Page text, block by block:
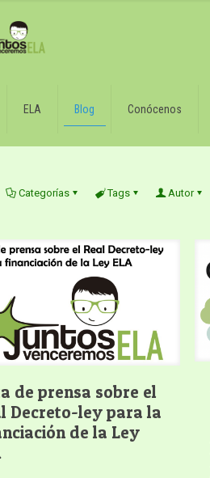
ELA Blog Conócenos
Categorías Tags Autor
de prensa sobre el
Decreto-ley para la
de la Ley